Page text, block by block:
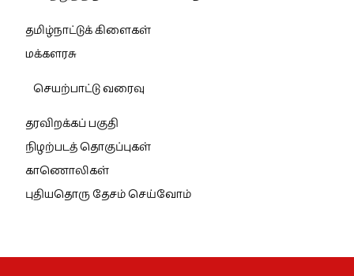
தமிழ்நாட்டுக் கிளைகள்
மக்களரசு
செயற்பாட்டு வரைவு
தரவிறக்கப் பகுதி
நிழற்படத் தொகுப்புகள்
காணொலிகள்
புதியதொரு தேசம் செய்வோம்